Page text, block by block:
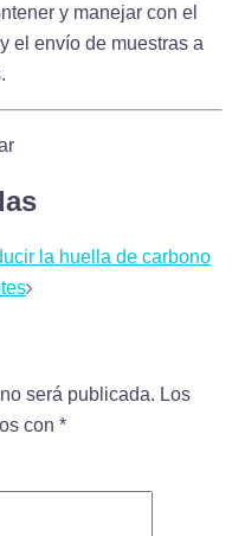
y manejar con el
el envío de muestras a
la huella de carbono
será publicada. Los
con *